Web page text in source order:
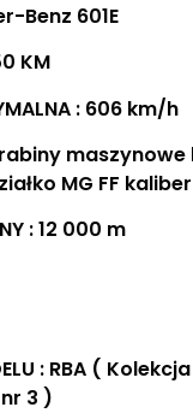
Benz 601E
KM
: 606 km/h
MG FF
: 12 000 m
: RBA (
3 )